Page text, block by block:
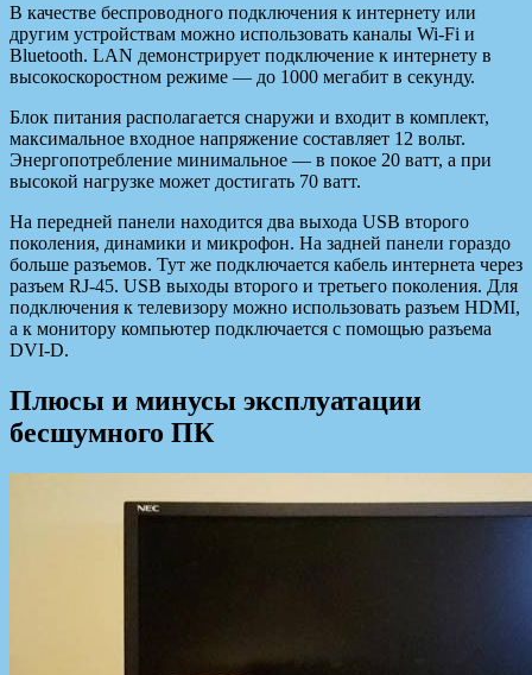
В качестве беспроводного подключения к интернету или
другим устройствам можно использовать каналы Wi-Fi и
Bluetooth. LAN демонстрирует подключение к интернету в
высокоскоростном режиме — до 1000 мегабит в секунду.
Блок питания располагается снаружи и входит в комплект,
максимальное входное напряжение составляет 12 вольт.
Энергопотребление минимальное — в покое 20 ватт, а при
высокой нагрузке может достигать 70 ватт.
На передней панели находится два выхода USB второго
поколения, динамики и микрофон. На задней панели гораздо
больше разъемов. Тут же подключается кабель интернета через
разъем RJ-45. USB выходы второго и третьего поколения. Для
подключения к телевизору можно использовать разъем HDMI,
а к монитору компьютер подключается с помощью разъема
DVI-D.
Плюсы и минусы эксплуатации
бесшумного ПК